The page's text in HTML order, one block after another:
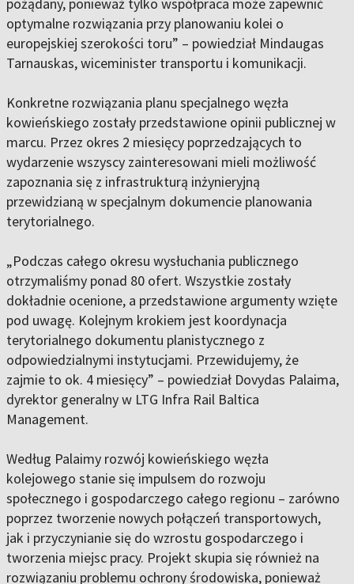
pożądany, ponieważ tylko współpraca może zapewnić
optymalne rozwiązania przy planowaniu kolei o
europejskiej szerokości toru” – powiedział Mindaugas
Tarnauskas, wiceminister transportu i komunikacji.
Konkretne rozwiązania planu specjalnego węzła
kowieńskiego zostały przedstawione opinii publicznej w
marcu. Przez okres 2 miesięcy poprzedzających to
wydarzenie wszyscy zainteresowani mieli możliwość
zapoznania się z infrastrukturą inżynieryjną
przewidzianą w specjalnym dokumencie planowania
terytorialnego.
„Podczas całego okresu wysłuchania publicznego
otrzymaliśmy ponad 80 ofert. Wszystkie zostały
dokładnie ocenione, a przedstawione argumenty wzięte
pod uwagę. Kolejnym krokiem jest koordynacja
terytorialnego dokumentu planistycznego z
odpowiedzialnymi instytucjami. Przewidujemy, że
zajmie to ok. 4 miesięcy” – powiedział Dovydas Palaima,
dyrektor generalny w LTG Infra Rail Baltica
Management.
Według Palaimy rozwój kowieńskiego węzła
kolejowego stanie się impulsem do rozwoju
społecznego i gospodarczego całego regionu – zarówno
poprzez tworzenie nowych połączeń transportowych,
jak i przyczynianie się do wzrostu gospodarczego i
tworzenia miejsc pracy. Projekt skupia się również na
rozwiązaniu problemu ochrony środowiska, ponieważ